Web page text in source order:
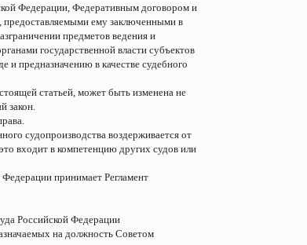
Федерации, Федеративным договором и
предоставляемыми ему заключенными в
предметов ведения и
государственной власти субъектов
и предназначению в качестве судебного
статьей, может быть изменена не
закон.
судопроизводства воздерживается от
входит в компетенцию других судов или
принимает Регламент
Российской Федерации
на должность Советом